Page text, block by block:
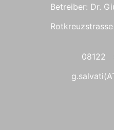
Betreiber: Dr.
08122